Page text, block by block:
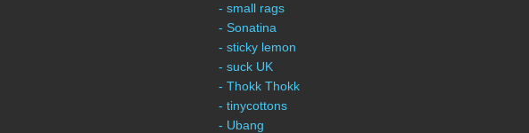
- small rags
- Sonatina
- sticky lemon
- suck UK
- Thokk Thokk
- tinycottons
- Ubang